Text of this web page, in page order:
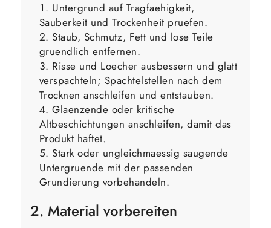
Untergrund auf Tragfaehigkeit,
Sauberkeit und Trockenheit pruefen.
Staub, Schmutz, Fett und lose Teile
gruendlich entfernen.
Risse und Loecher ausbessern und glatt
verspachteln; Spachtelstellen nach dem
Trocknen anschleifen und entstauben.
Glaenzende oder kritische
Altbeschichtungen anschleifen, damit das
Produkt haftet.
Stark oder ungleichmaessig saugende
Untergruende mit der passenden
Grundierung vorbehandeln.
2. Material vorbereiten